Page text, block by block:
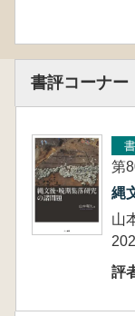
書評コーナー
第
縄
山
評